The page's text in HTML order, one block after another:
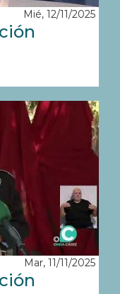
Mié, 12/11/2025
Mar, 11/11/2025